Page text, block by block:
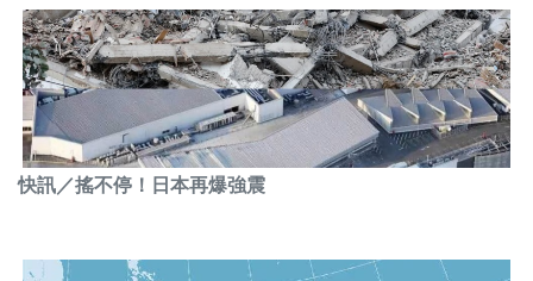
快訊／搖不停！日本再爆強震